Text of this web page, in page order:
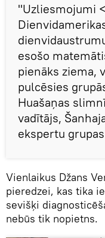
"Uzliesmojumi
esošo
pienāks ziema,
pulcēsies
Huašaņas
vadītājs,
ekspertu
Vienlaikus Džans
pieredzei, kas tika
sevišķi
nebūs tik nopietns.